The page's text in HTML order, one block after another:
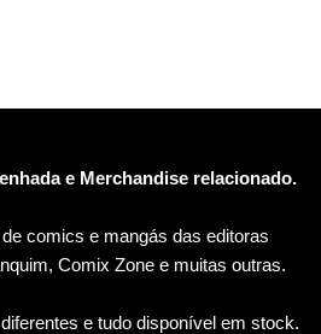
e Merchandise relacionado.
comics e mangás das editoras
Comix Zone e muitas outras.
e tudo disponível em stock.